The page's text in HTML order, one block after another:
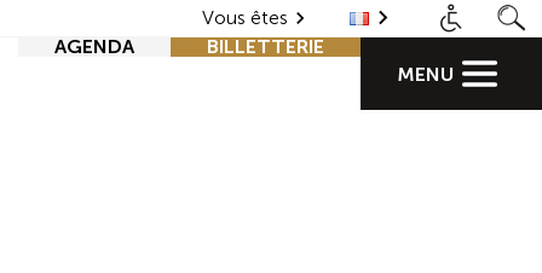
Vous êtes
AGENDA
BILLETTERIE
MENU